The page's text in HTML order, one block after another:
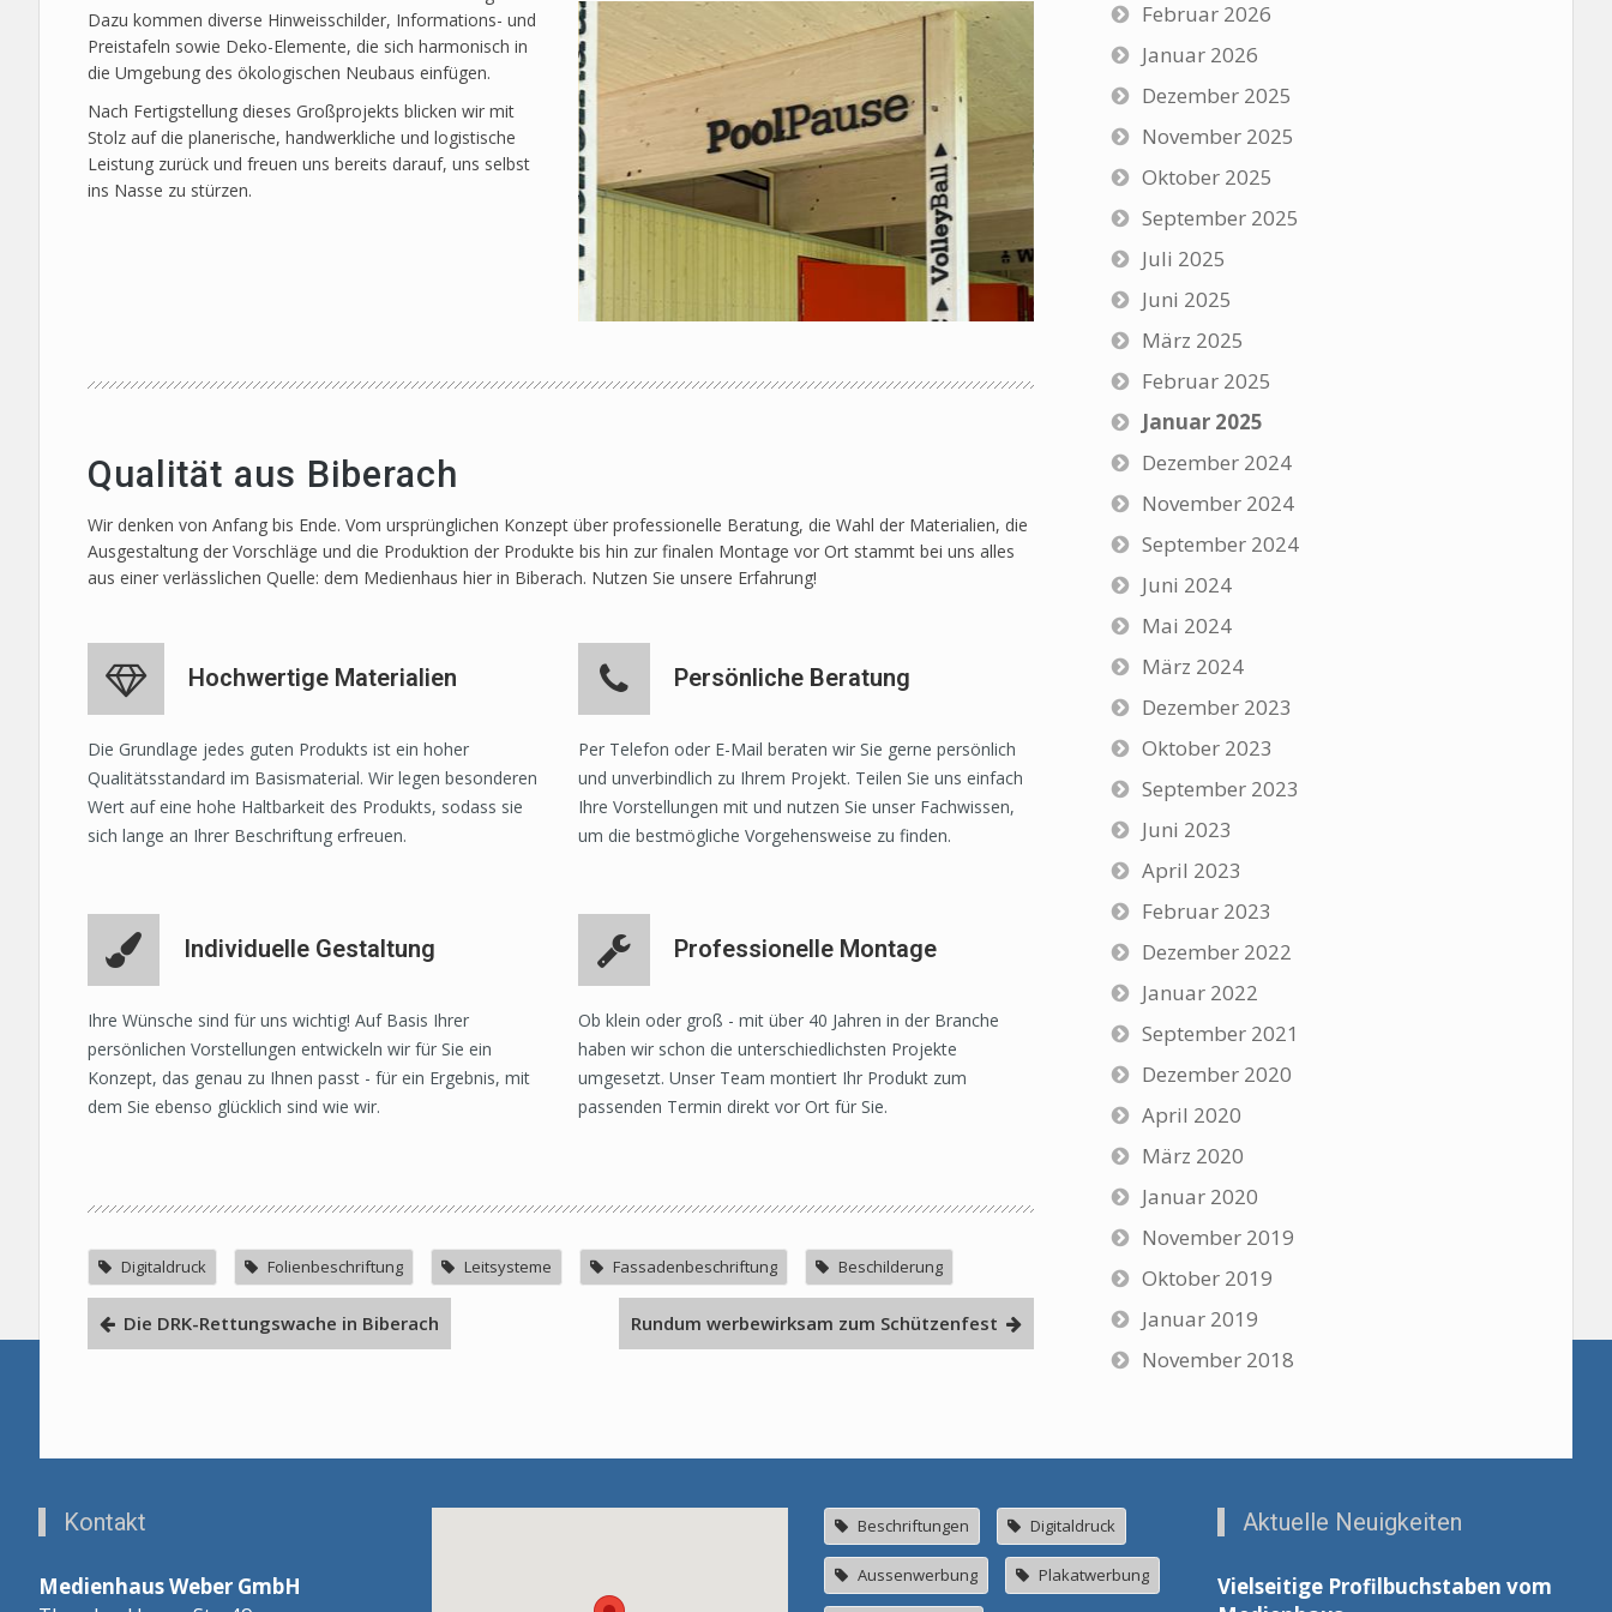
Dazu kommen diverse Hinweisschilder, Informations- und
Preistafeln sowie Deko-Elemente, die sich harmonisch in
die Umgebung des ökologischen Neubaus einfügen.
Nach Fertigstellung dieses Großprojekts blicken wir mit
Stolz auf die planerische, handwerkliche und logistische
Leistung zurück und freuen uns bereits darauf, uns selbst
ins Nasse zu stürzen.
Qualität aus Biberach
Wir denken von Anfang bis Ende. Vom ursprünglichen Konzept über professionelle Beratung, die Wahl der Materialien, die
Ausgestaltung der Vorschläge und die Produktion der Produkte bis hin zur finalen Montage vor Ort stammt bei uns alles
aus einer verlässlichen Quelle: dem Medienhaus hier in Biberach. Nutzen Sie unsere Erfahrung!
Hochwertige Materialien
Die Grundlage jedes guten Produkts ist ein hoher
Qualitätsstandard im Basismaterial. Wir legen besonderen
Wert auf eine hohe Haltbarkeit des Produkts, sodass sie
sich lange an Ihrer Beschriftung erfreuen.
Persönliche Beratung
Per Telefon oder E-Mail beraten wir Sie gerne persönlich
und unverbindlich zu Ihrem Projekt. Teilen Sie uns einfach
Ihre Vorstellungen mit und nutzen Sie unser Fachwissen,
um die bestmögliche Vorgehensweise zu finden.
Individuelle Gestaltung
Ihre Wünsche sind für uns wichtig! Auf Basis Ihrer
persönlichen Vorstellungen entwickeln wir für Sie ein
Konzept, das genau zu Ihnen passt - für ein Ergebnis, mit
dem Sie ebenso glücklich sind wie wir.
Professionelle Montage
Ob klein oder groß - mit über 40 Jahren in der Branche
haben wir schon die unterschiedlichsten Projekte
umgesetzt. Unser Team montiert Ihr Produkt zum
passenden Termin direkt vor Ort für Sie.
Digitaldruck Folienbeschriftung Leitsysteme Fassadenbeschriftung Beschilderung
Die DRK-Rettungswache in Biberach Rundum werbewirksam zum Schützenfest
Februar 2026
Januar 2026
Dezember 2025
November 2025
Oktober 2025
September 2025
Juli 2025
Juni 2025
März 2025
Februar 2025
Januar 2025
Dezember 2024
November 2024
September 2024
Juni 2024
Mai 2024
März 2024
Dezember 2023
Oktober 2023
September 2023
Juni 2023
April 2023
Februar 2023
Dezember 2022
Januar 2022
September 2021
Dezember 2020
April 2020
März 2020
Januar 2020
November 2019
Oktober 2019
Januar 2019
November 2018
Kontakt
Medienhaus Weber GmbH
Beschriftungen Digitaldruck
Aussenwerbung Plakatwerbung
Aktuelle Neuigkeiten
Vielseitige Profilbuchstaben vom